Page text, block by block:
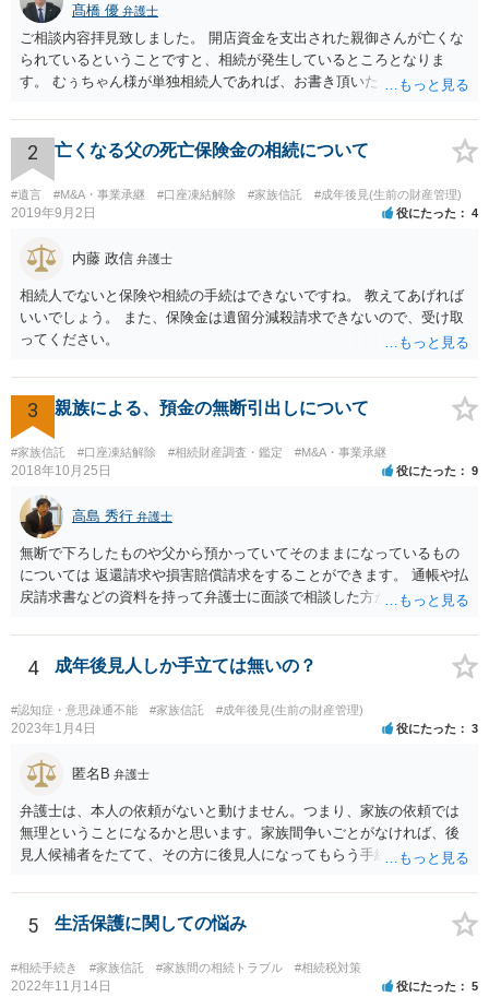
髙橋 優 弁護士
ご相談内容拝見致しました。 開店資金を支出された親御さんが亡くな
られているということですと、相続が発生しているところとなりま
す。 むぅちゃん様が単独相続人であれば、お書き頂いたような方法で
相続人おられるということであれば、他の相続人との協議が必要とな
るところです。 また、当該点とは別にご主人から貸付ではなく贈与で
あると主張される可能性がございます。 その場合には、貸付であるこ
とを伺わせる事情をどれだけ積み重ねることが出来るか、というとこ
ろとなります。 返済の事実や、返済を約束するメール等です。 金額の
おく方が宜しいかと思います。 緊急という訳ではないかと思います
目に弁護士を入れられることを御検討頂くと良いかと思います。
2 亡くなる父の死亡保険金の相続について
#遺言 #M&A・事業承継 #口座凍結解除 #家族信託 #成年後見(生前の財産管理)
2019年9月2日 役にたった 4
内藤 政信 弁護士
相続人でないと保険や相続の手続はできないですね。 教えてあげれば
いいでしょう。 また、保険金は遺留分減殺請求できないので、受け取
ってください。
3 親族による、預金の無断引出しについて
#家族信託 #口座凍結解除 #相続財産調査・鑑定 #M&A・事業承継
2018年10月25日 役にたった 9
高島 秀行 弁護士
無断で下ろしたものや父から預かっていてそのままになっているもの
については 返還請求や損害賠償請求をすることができます。 通帳や払
戻請求書などの資料を持って弁護士に面談で相談した方がよいと思い
4 成年後見人しか手立ては無いの？
#認知症・意思疎通不能 #家族信託 #成年後見(生前の財産管理)
2023年1月4日 役にたった 3
匿名B 弁護士
弁護士は、本人の依頼がないと動けません。つまり、家族の依頼では
無理ということになるかと思います。家族間争いごとがなければ、後
見人候補者をたてて、その方に後見人になってもらう手続をすすめた
5 生活保護に関しての悩み
#相続手続き #家族信託 #家族間の相続トラブル #相続税対策
2022年11月14日 役にたった 5